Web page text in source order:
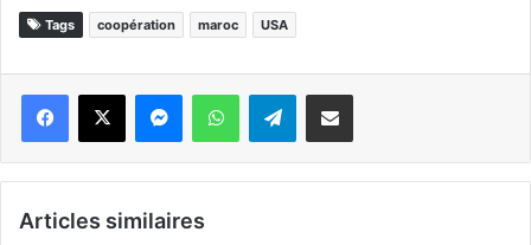
Tags coopération maroc USA
WhatsApp Telegram
Articles similaires